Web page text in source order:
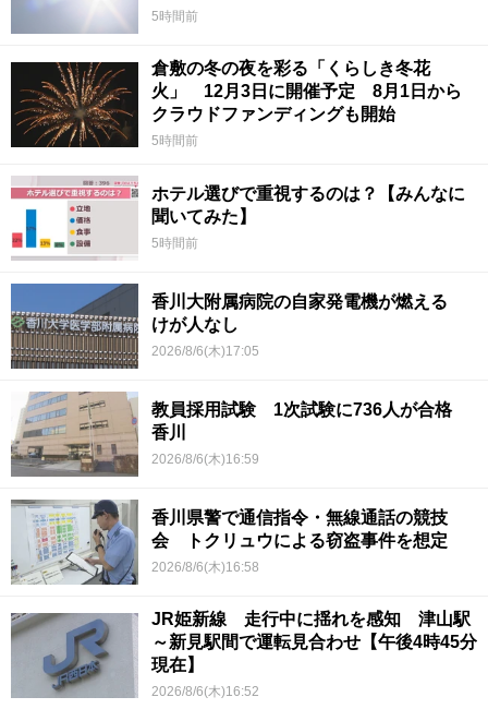
5時間前
倉敷の冬の夜を彩る「くらしき冬花
火」 12月3日に開催予定 8月1日から
クラウドファンディングも開始
5時間前
ホテル選びで重視するのは？【みんなに
聞いてみた】
5時間前
香川大附属病院の自家発電機が燃える
けが人なし
2026/8/6(木)17:05
教員採用試験 1次試験に736人が合格
香川
2026/8/6(木)16:59
香川県警で通信指令・無線通話の競技
会 トクリュウによる窃盗事件を想定
2026/8/6(木)16:58
JR姫新線 走行中に揺れを感知 津山駅
～新見駅間で運転見合わせ【午後4時45分
現在】
2026/8/6(木)16:52